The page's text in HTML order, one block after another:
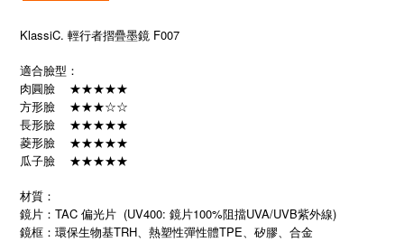
KlassiC. 輕行者摺疊墨鏡 F007
適合臉型：
肉圓臉 ★★★★★
方形臉 ★★★☆☆
長形臉 ★★★★★
菱形臉 ★★★★★
瓜子臉 ★★★★★
材質：
鏡片：TAC 偏光片 (UV400: 鏡片100%阻擋UVA/UVB紫外線)
鏡框：環保生物基TRH、熱塑性彈性體TPE、矽膠、合金